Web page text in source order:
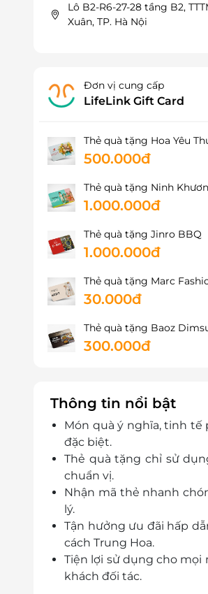
Lô B2-R6-27-28 tầng B2,
Xuân, TP. Hà Nội
Đơn vị cung cấp
LifeLink Gift Card
Thẻ quà tặng Hoa Yêu
500.000đ
Thẻ quà tặng Ninh
1.000.000đ
Thẻ quà tặng Jinro BBQ
1.000.000đ
Thẻ quà tặng Marc
30.000đ
Thẻ quà tặng Baoz
300.000đ
Thông tin nổi bật
Món quà ý nghĩa, tinh
đặc biệt.
Thẻ quà tặng chỉ sử
chuẩn vị.
Nhận mã thẻ nhanh
lý.
Tận hưởng ưu đãi hấp
cách Trung Hoa.
Tiện lợi sử dụng cho mọi
khách đối tác.